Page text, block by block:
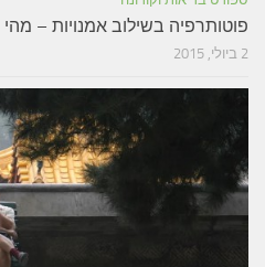
פוטותרפיה בשילוב אמנויות –
2 ביולי, 2015